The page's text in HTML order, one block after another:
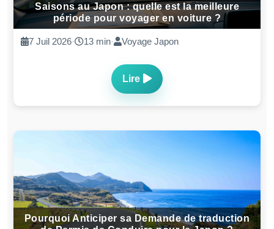
Saisons au Japon : quelle est la meilleure
période pour voyager en voiture ?
7 Juil 2026· 13 min· Voyage Japon
Lire
Pourquoi Anticiper sa Demande de traduction